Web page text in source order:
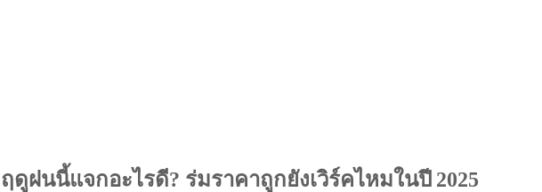
ฤดูฝนนี้แจกอะไรดี? ร่มราคาถูกยังเวิร์คไหมในปี 2025